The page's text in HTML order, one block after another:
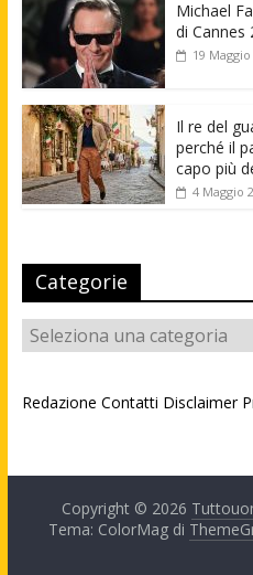
Michael
di Cannes
19 Maggio
Il re del
perché il
capo più
4 Maggio
Categorie
Categorie
Redazione Contatti Disclaimer
Copyright © 2026
Tema: ColorMag di